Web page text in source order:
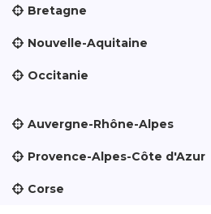
Bretagne
Nouvelle-Aquitaine
Occitanie
Auvergne-Rhône-Alpes
Provence-Alpes-Côte d'Azur
Corse